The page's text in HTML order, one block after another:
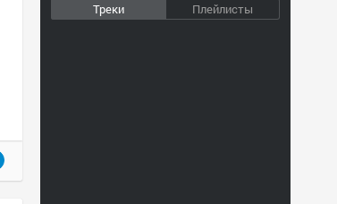
Треки Плейлисты